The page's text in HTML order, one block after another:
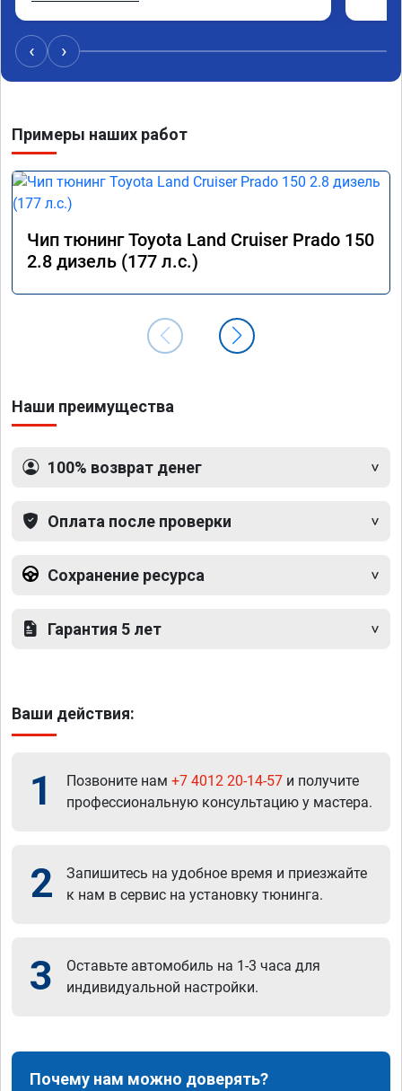
провалы. Расход топлива остался таким же, но
динамика улучшилась. Советую этот сервис
всем. Спасибо!!!
‹ ›
Примеры наших работ
Чип тюнинг Toyota Land Cruiser Prado 150
2.8 дизель (177 л.с.)
Наши преимущества
100% возврат денег
Оплата после проверки
Сохранение ресурса
Гарантия 5 лет
Ваши действия:
1 Позвоните нам +7 4012 20-14-57 и получите
профессиональную консультацию у мастера.
2
Запишитесь на удобное время и приезжайте
к нам в сервис на установку тюнинга.
3
Оставьте автомобиль на 1-3 часа для
индивидуальной настройки.
Почему нам можно доверять?